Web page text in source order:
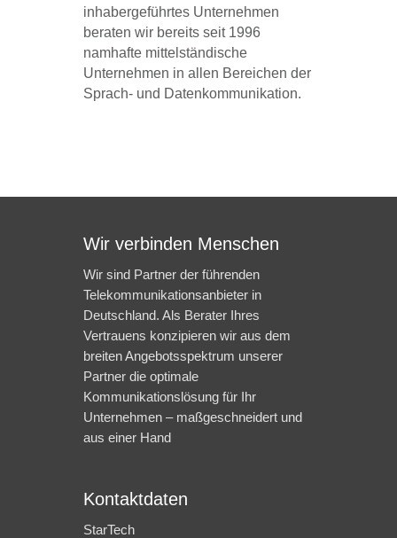
inhabergeführtes Unternehmen
beraten wir bereits seit 1996
namhafte mittelständische
Unternehmen in allen Bereichen der
Sprach- und Datenkommunikation.
Wir verbinden Menschen
Wir sind Partner der führenden
Telekommunikationsanbieter in
Deutschland. Als Berater Ihres
Vertrauens konzipieren wir aus dem
breiten Angebotsspektrum unserer
Partner die optimale
Kommunikationslösung für Ihr
Unternehmen – maßgeschneidert und
aus einer Hand
Kontaktdaten
StarTech